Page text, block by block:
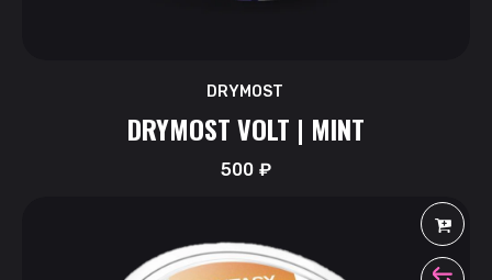
DRYMOST
DRYMOST VOLT | MINT
500₽